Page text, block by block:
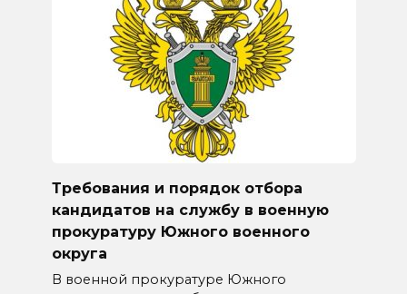
Требования и порядок отбора
кандидатов на службу в военную
прокуратуру Южного военного
округа
В военной прокуратуре Южного